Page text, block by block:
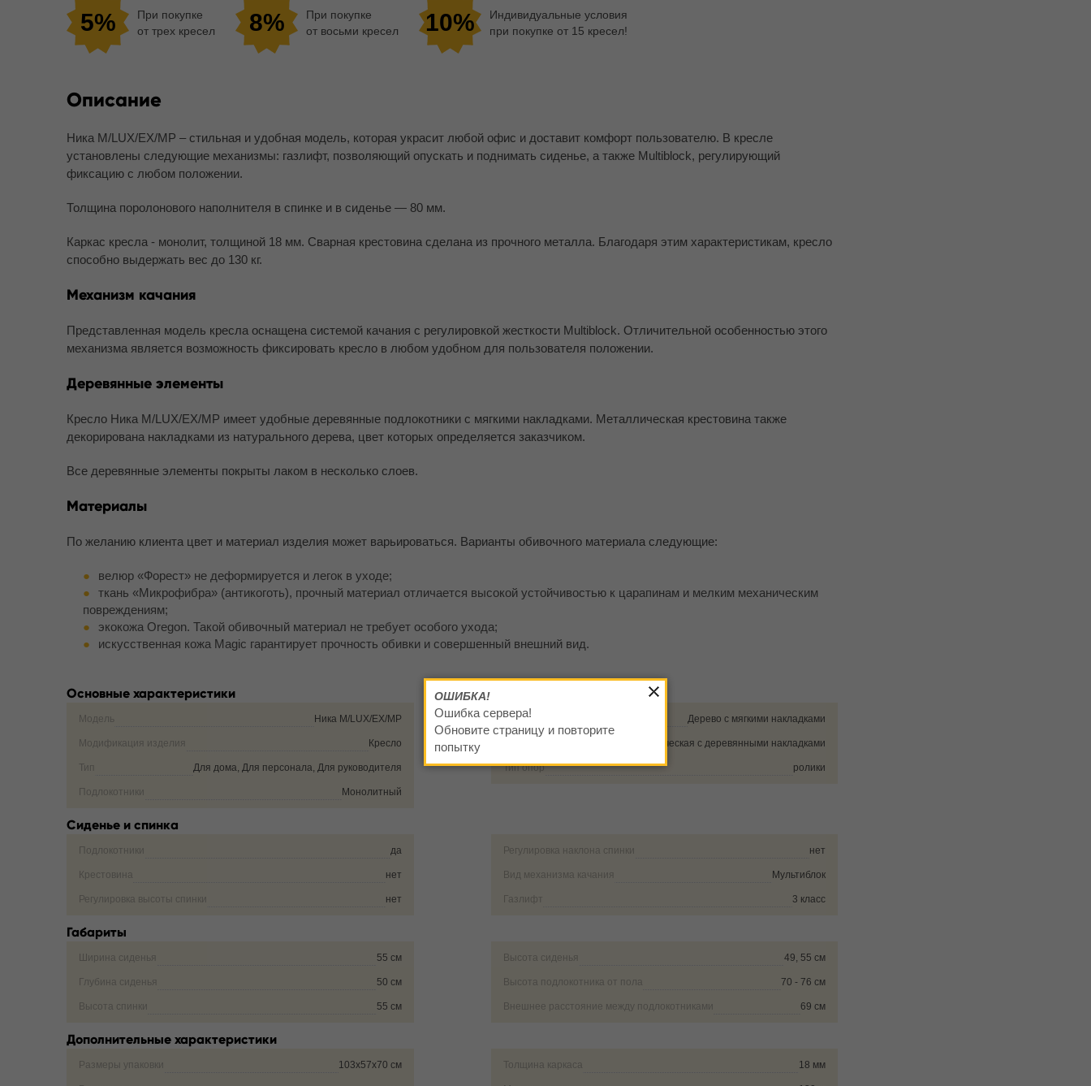
5%
При покупке
от трех кресел
8%
При покупке
от восьми кресел
10%
Индивидуальные условия
при покупке от 15 кресел!
Описание
Ника M/LUX/EX/MP – стильная и удобная модель, которая украсит любой офис и доставит комфорт пользователю. В кресле
установлены следующие механизмы: газлифт, позволяющий опускать и поднимать сиденье, а также Multiblock, регулирующий
фиксацию с любом положении.
Толщина поролонового наполнителя в спинке и в сиденье — 80 мм.
Каркас кресла - монолит, толщиной 18 мм. Сварная крестовина сделана из прочного металла. Благодаря этим характеристикам, кресло
способно выдержать вес до 130 кг.
Механизм качания
Представленная модель кресла оснащена системой качания с регулировкой жесткости Multiblock. Отличительной особенностью этого
механизма является возможность фиксировать кресло в любом удобном для пользователя положении.
Деревянные элементы
Кресло Ника M/LUX/EX/MP имеет удобные деревянные подлокотники с мягкими накладками. Металлическая крестовина также
декорирована накладками из натурального дерева, цвет которых определяется заказчиком.
Все деревянные элементы покрыты лаком в несколько слоев.
Материалы
По желанию клиента цвет и материал изделия может варьироваться. Варианты обивочного материала следующие:
велюр «Форест» не деформируется и легок в уходе;
ткань «Микрофибра» (антикоготь), прочный материал отличается высокой устойчивостью к царапинам и мелким механическим
повреждениям;
экокожа Oregon. Такой обивочный материал не требует особого ухода;
искусственная кожа Magic гарантирует прочность обивки и совершенный внешний вид.
Основные характеристики
Модель Ника M/LUX/EX/MP
Модификация изделия Кресло
Тип Для дома, Для персонала, Для руководителя
Подлокотники Монолитный
Накладки на подлокотники Дерево с мягкими накладками
Металлическая с деревянными накладками
Тип опор ролики
Сиденье и спинка
Подлокотники да
Крестовина нет
Регулировка высоты спинки нет
Регулировка наклона спинки нет
Вид механизма качания Мультиблок
Газлифт 3 класс
Габариты
Ширина сиденья 55 см
Глубина сиденья 50 см
Высота спинки 55 см
Высота сиденья 49, 55 см
Высота подлокотника от пола 70 - 76 см
Внешнее расстояние между подлокотниками 69 см
Дополнительные характеристики
Размеры упаковки 103х57х70 см Толщина каркаса 18 мм
ОШИБКА!
Ошибка сервера!
Обновите страницу и повторите
попытку